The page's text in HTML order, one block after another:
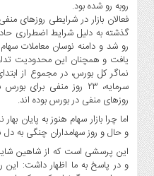
و
ارز
دیجیتال
کشاورزی
و
صنایع
غذایی
سیاسی
و
بین
الملل
روبه رو شده بود.
فعالان بازار در شرایطی روز‌های
گذشته به دلیل شرایط اضطراری
یافت و همچنان این محدودیت تداوم
سرمایه، ۲۳ روز منفی
روز‌های منفی در بورس بوده اند.
اما چرا بازار سهام هنوز به پایان
و حال و روز سهامداران چنگی به دل
این پرسشی است که از شاهین
و در پاسخ به ما اظهار داشت: این